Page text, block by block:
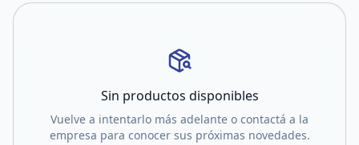
Sin productos disponibles
Vuelve a intentarlo más adelante o contactá a la
empresa para conocer sus próximas novedades.